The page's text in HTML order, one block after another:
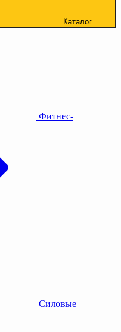
Каталог
Фитнес-
Силовые